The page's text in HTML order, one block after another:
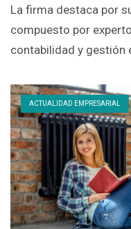
La firma destaca por
compuesto por
contabilidad y gestión
ACTUALIDAD EMPRESARIAL